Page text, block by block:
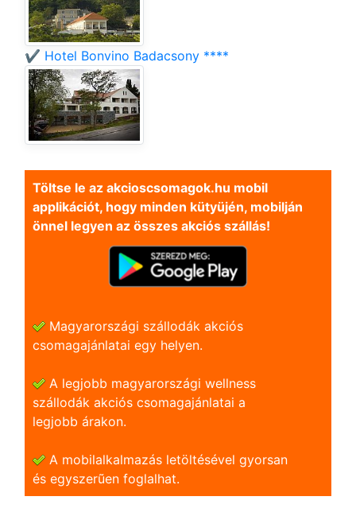
✔️ Hotel Bonvino Badacsony ****
Töltse le az akcioscsomagok.hu mobil
applikációt, hogy minden kütyüjén, mobilján
önnel legyen az összes akciós szállás!
Magyarországi szállodák akciós
csomagajánlatai egy helyen.
A legjobb magyarországi wellness
szállodák akciós csomagajánlatai a
legjobb árakon.
A mobilalkalmazás letöltésével gyorsan
és egyszerũen foglalhat.